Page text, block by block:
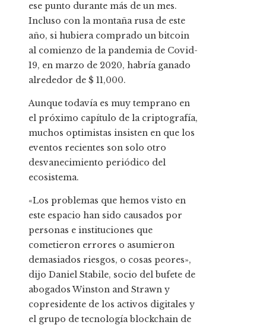
ese punto durante más de un mes.
Incluso con la montaña rusa de este
año, si hubiera comprado un bitcoin
al comienzo de la pandemia de Covid-
19, en marzo de 2020, habría ganado
alrededor de $ 11,000.
Aunque todavía es muy temprano en
el próximo capítulo de la criptografía,
muchos optimistas insisten en que los
eventos recientes son solo otro
desvanecimiento periódico del
ecosistema.
«Los problemas que hemos visto en
este espacio han sido causados ​​por
personas e instituciones que
cometieron errores o asumieron
demasiados riesgos, o cosas peores»,
dijo Daniel Stabile, socio del bufete de
abogados Winston and Strawn y
copresidente de los activos digitales y
el grupo de tecnología blockchain de